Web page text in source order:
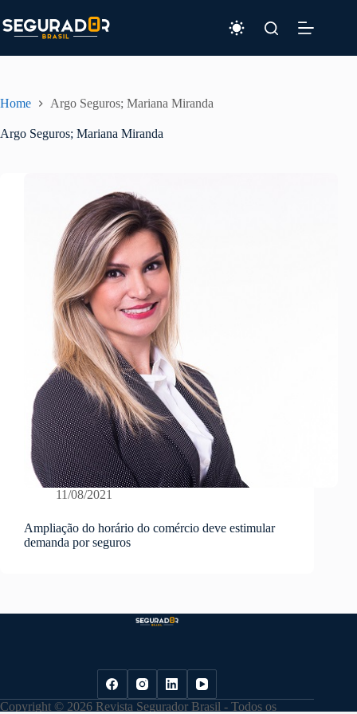
para
o
Home Argo Seguros; Mariana Miranda
Argo Seguros; Mariana Miranda
11/08/2021
Ampliação do horário do comércio deve estimular
demanda por seguros
Copyright © 2026 Revista Segurador Brasil - Todos os